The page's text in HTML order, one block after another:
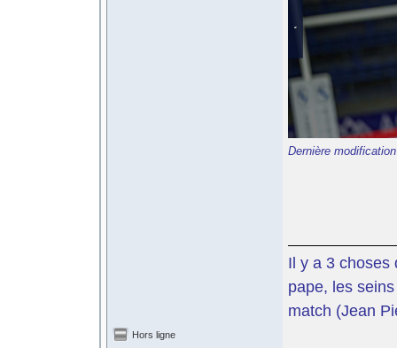
Dernière
Il y a 3 choses
pape, les
match (Jean
Hors ligne